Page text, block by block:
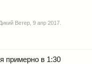
Ветер 9 апр 2017
примерно в 1:30